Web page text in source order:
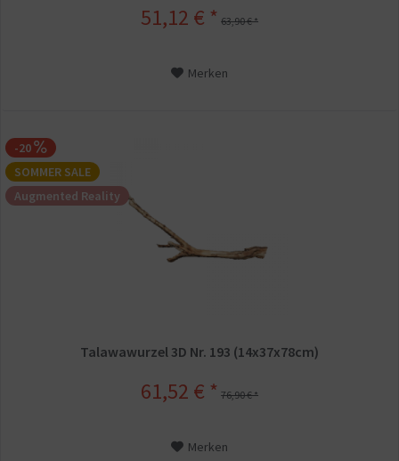
51,12 € * 63,90 € *
Merken
-20
SOMMER SALE
Augmented Reality
Talawawurzel 3D Nr. 193 (14x37x78cm)
61,52 € * 76,90 € *
Merken